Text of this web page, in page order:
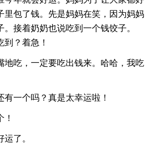
里包了钱。先是妈妈在笑，因为妈妈
。接着奶奶也说吃到一个钱饺子。
到？着急！
地吃，一定要吃出钱来。哈哈，我吃
有一个吗？真是太幸运啦！
了。